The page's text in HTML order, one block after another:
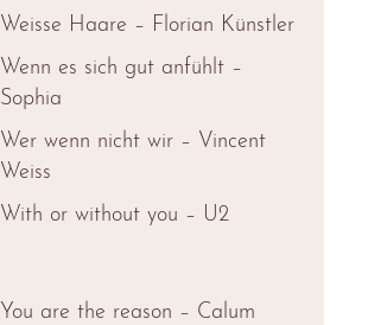
Weisse Haare – Florian Künstler
Wenn es sich gut anfühlt –
Sophia
Wer wenn nicht wir – Vincent
Weiss
With or without you – U2
You are the reason – Calum